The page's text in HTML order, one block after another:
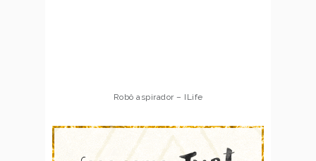
Robô aspirador – ILife